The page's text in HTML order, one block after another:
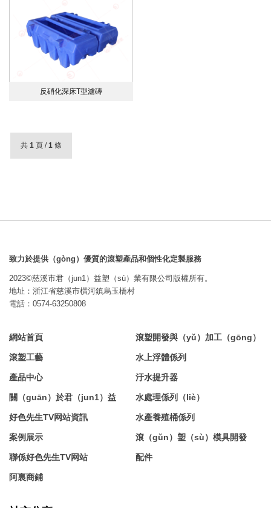
反硝化深床T型濾磚
共 1 頁 /1 條
致力於提供（gòng）優質的滾塑產品和個性化定製服務
2023©慈溪市君（jun1）益塑（sù）業有限公司版權所有。
地址：浙江省慈溪市橫河鎮烏玉橋村
電話：0574-63250808
網站首頁
滾塑工藝
產品中心
關（guān）於君（jun1）益
好色先生TV网站資訊
案例展示
聯係好色先生TV网站
阿裏商鋪
滾塑開發與（yǔ）加工（gōng）
水上浮體係列
汙水提升器
水處理係列（liè）
水產養殖桶係列
滾（gǔn）塑（sù）模具開發
配件